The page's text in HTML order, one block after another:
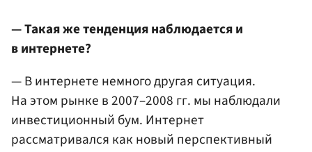
— Такая же тенденция наблюдается и
в интернете?
— В интернете немного другая ситуация.
На этом рынке в 2007–2008 гг. мы наблюдали
инвестиционный бум. Интернет
рассматривался как новый перспективный